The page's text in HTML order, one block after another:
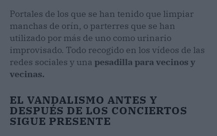
Portales de los que se han tenido que limpiar
manchas de orín, o parterres que se han
utilizado por más de uno como urinario
improvisado. Todo recogido en los vídeos de las
redes sociales y una pesadilla para vecinos y
vecinas.
EL VANDALISMO ANTES Y
DESPUÉS DE LOS CONCIERTOS
SIGUE PRESENTE